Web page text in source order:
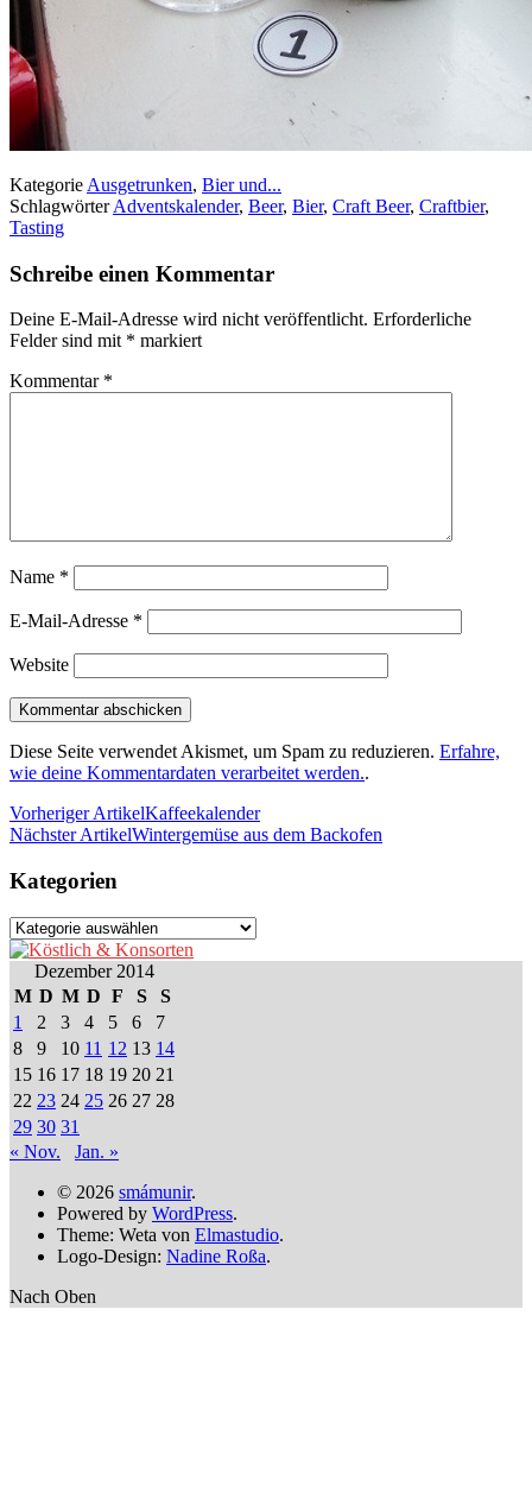
Kategorie Ausgetrunken, Bier und...
SchlagwörterAdventskalender, Beer, Bier, Craft Beer, Craftbier,
Tasting
Schreibe einen Kommentar
Deine E-Mail-Adresse wird nicht veröffentlicht. Erforderliche
Felder sind mit * markiert
Kommentar *
Name *
E-Mail-Adresse *
Website
Diese Seite verwendet Akismet, um Spam zu reduzieren. Erfahre,
wie deine Kommentardaten verarbeitet werden..
Vorheriger ArtikelKaffeekalender
Nächster ArtikelWintergemüse aus dem Backofen
Kategorien
Kategorien
Dezember 2014
M D M D F S
S
1
2 3 4 5 6
7
8
9 10 11 12 13 14
15 16 17 18 19 20 21
22 23 24 25 26 27 28
29 30 31
« Nov.
Jan. »
© 2026 smámunir.
Powered by WordPress.
Theme: Weta von Elmastudio.
Logo-Design: Nadine Roßa.
Nach Oben